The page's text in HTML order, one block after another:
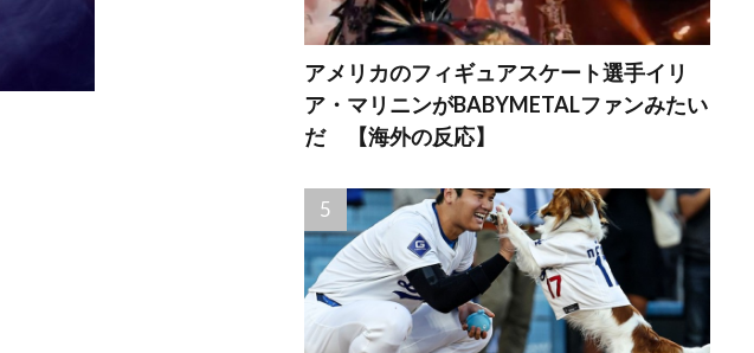
アメリカのフィギュアスケート選手イリ
ア・マリニンがBABYMETALファンみたい
だ 【海外の反応】